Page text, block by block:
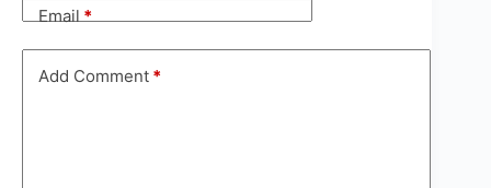
Email*
Add Comment *